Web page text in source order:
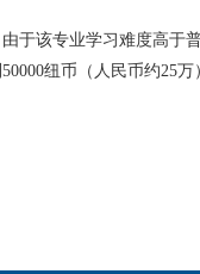
该专业学习难度高于
纽币（人民币约25万